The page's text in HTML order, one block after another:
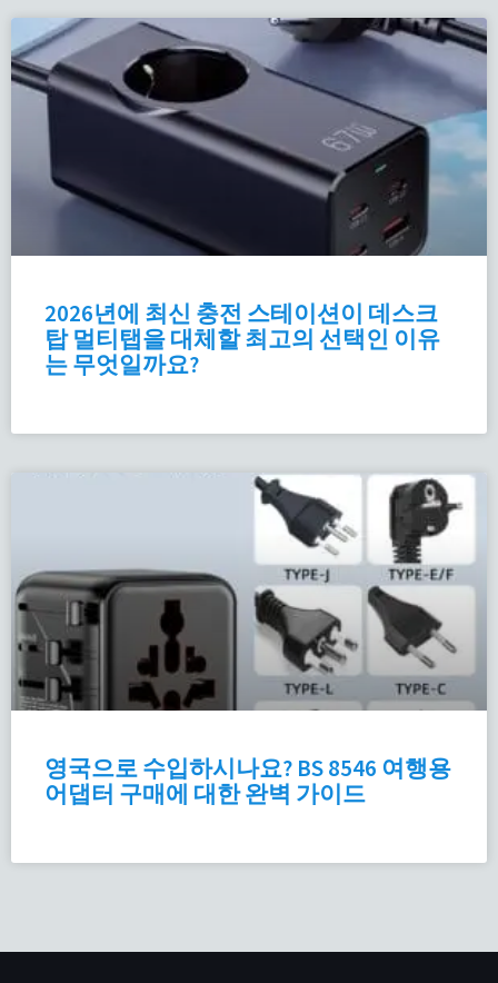
2026년에 최신 충전 스테이션이 데스크
탑 멀티탭을 대체할 최고의 선택인 이유
는 무엇일까요?
영국으로 수입하시나요? BS 8546 여행용
어댑터 구매에 대한 완벽 가이드